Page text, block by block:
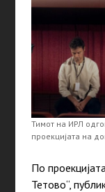
Тимот на ИРЛ
проекцијата на
По
Тетово“,